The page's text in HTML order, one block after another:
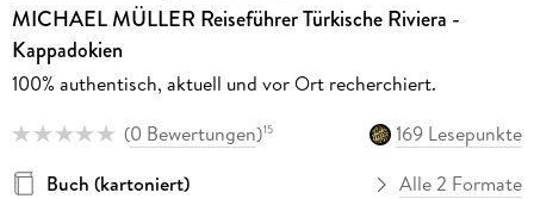
MICHAEL MÜLLER Reiseführer Türkische Riviera -
Kappadokien
100% authentisch, aktuell und vor Ort recherchiert.
(0 Bewertungen)15
169 Lesepunkte
Buch (kartoniert)
Alle 2 Formate